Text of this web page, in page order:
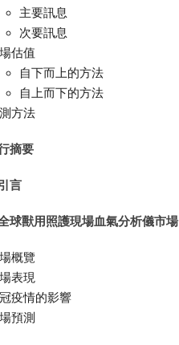
主要訊息
次要訊息
估值
自下而上的方法
自上而下的方法
方法
摘要
言
球獸用照護現場血氣分析儀市場
概覽
表現
疫情的影響
預測